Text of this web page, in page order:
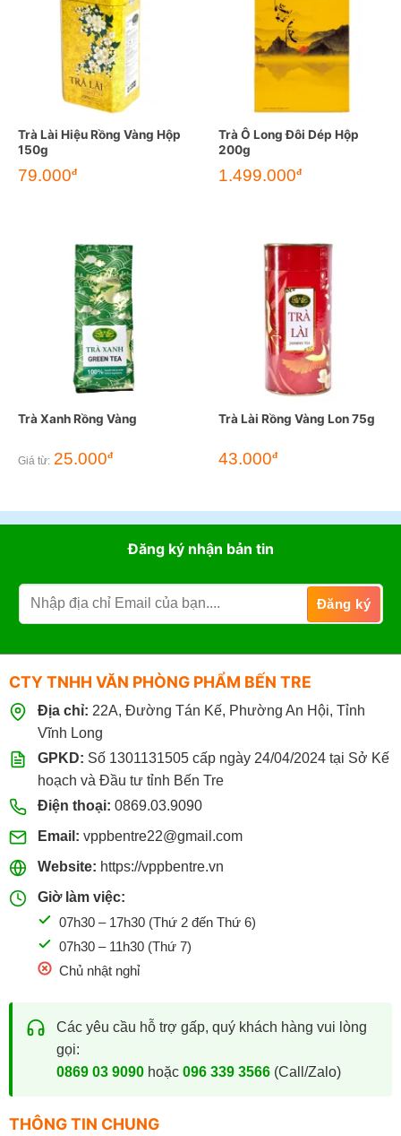
Trà Lài Hiệu Rồng Vàng Hộp
150g
79.000đ
Trà Ô Long Đôi Dép Hộp
200g
1.499.000đ
Trà Xanh Rồng Vàng
Giá từ: 25.000đ
Trà Lài Rồng Vàng Lon 75g
43.000đ
Đăng ký nhận bản tin
CTY TNHH VĂN PHÒNG PHẨM BẾN TRE
Địa chỉ: 22A, Đường Tán Kế, Phường An Hội, Tỉnh
Vĩnh Long
GPKD: Số 1301131505 cấp ngày 24/04/2024 tại Sở Kế
hoạch và Đầu tư tỉnh Bến Tre
Điện thoại: 0869.03.9090
Email: vppbentre22@gmail.com
Website: https://vppbentre.vn
Giờ làm việc:
07h30 – 17h30 (Thứ 2 đến Thứ 6)
07h30 – 11h30 (Thứ 7)
Chủ nhật nghỉ
Các yêu cầu hỗ trợ gấp, quý khách hàng vui lòng
gọi:
0869 03 9090hoặc 096 339 3566(Call/Zalo)
THÔNG TIN CHUNG